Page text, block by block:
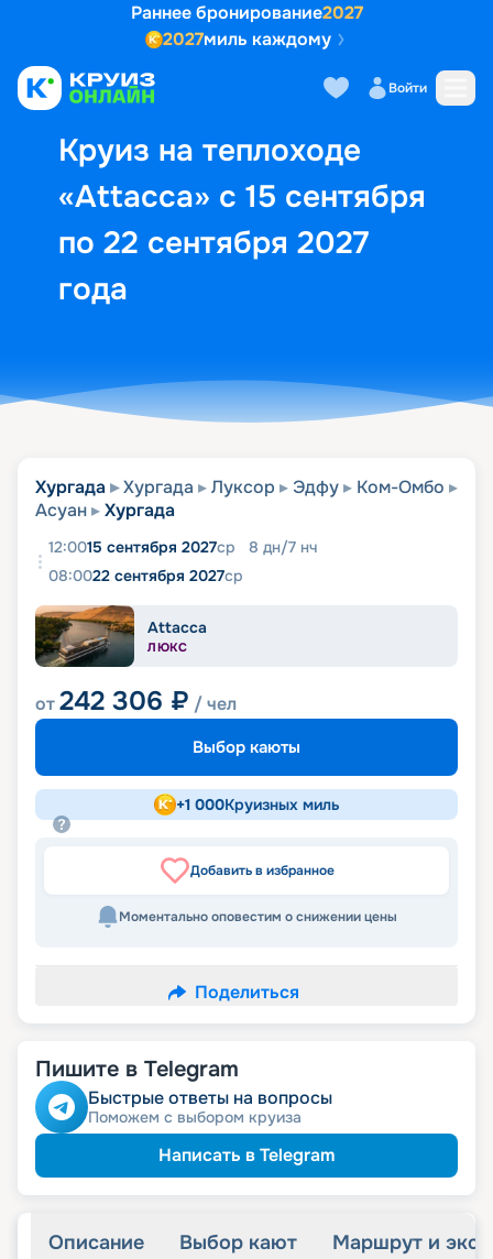
Раннее бронирование2027
2027миль каждому
Войти
Круиз на теплоходе
«Attacca» с 15 сентября
по 22 сентября 2027
года
Выбор кают Маршрут и
Хургада Хургада Луксор Эдфу
Ком-Омбо
Асуан
Хургада
12:0015 сентября 2027ср 8 дн/7 нч
08:0022 сентября 2027ср
Attacca
ЛЮКС
от242 306 ₽ / чел
Выбор каюты
+1 000Круизных миль
Добавить в избранное
Моментально оповестим о снижении цены
Поделиться
Пишите в Telegram
Быстрые ответы на вопросы
Поможем с выбором круиза
Написать в Telegram
Описание Выбор кают Маршрут и